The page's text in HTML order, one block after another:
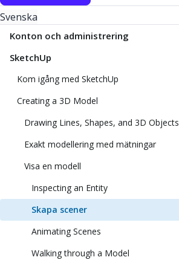
Svenska
Konton och administrering
SketchUp
Kom igång med SketchUp
Creating a 3D Model
Drawing Lines, Shapes, and 3D Objects
Exakt modellering med mätningar
Visa en modell
Inspecting an Entity
Skapa scener
Animating Scenes
Walking through a Model